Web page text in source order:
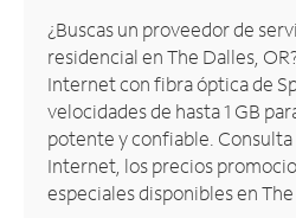
Inglés
Administrar
cuenta
Encuentra
una
tienda
¿Buscas un proveedor de
residencial en The Dalles,
Internet con fibra óptica de
velocidades de hasta 1 GB
potente y confiable.
Internet, los precios
especiales disponibles en The